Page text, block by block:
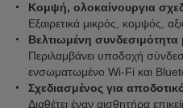
Κομψή, ολοκαίνουργια
Εξαιρετικά μικρός, κομψός,
Βελτιωμένη
Περιλαμβάνει υποδοχή
ενσωματωμένο Wi-Fi και
Σχεδιασμένος για
Διαθέτει έναν αισθητήρα